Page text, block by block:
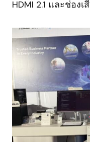
HDMI 2.1 และช่อง